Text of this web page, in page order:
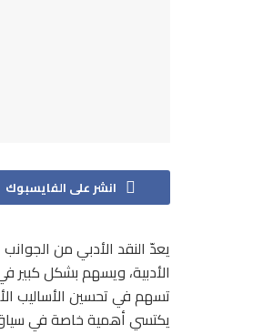
انشر على الفايسبوك
يعدّ النقد الأدبي من
الأدبية، ويسهم بشكل كبير
تسهم في تحسين الأساليب
يكتسي أهمية خاصة في